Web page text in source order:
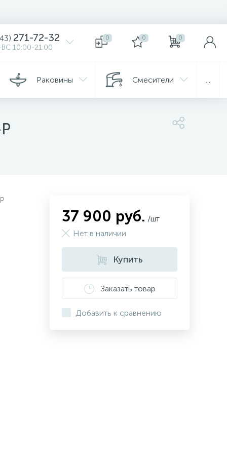
271-72-32
10:00-21:00
0 0 0
Раковины Смесители
37 900 руб. /шт
Нет в наличии
Купить
Заказать товар
Добавить к сравнению